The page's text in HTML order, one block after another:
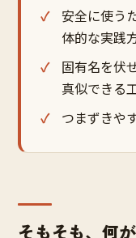
安全に使う
体的な実践
固有名を伏
真似できる
つまずきや
そもそも、何